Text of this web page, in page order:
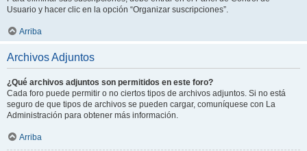
Usuario y hacer clic en la opción “Organizar suscripciones”.
Arriba
Archivos Adjuntos
¿Qué archivos adjuntos son permitidos en este foro?
Cada foro puede permitir o no ciertos tipos de archivos adjuntos. Si no está
seguro de que tipos de archivos se pueden cargar, comuníquese con La
Administración para obtener más información.
Arriba